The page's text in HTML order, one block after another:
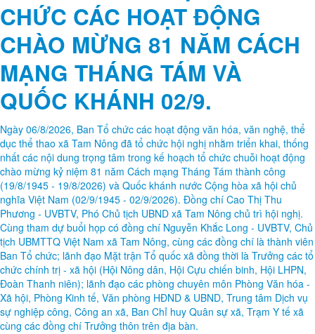
CHỨC CÁC HOẠT ĐỘNG
CHÀO MỪNG 81 NĂM CÁCH
MẠNG THÁNG TÁM VÀ
QUỐC KHÁNH 02/9.
Ngày 06/8/2026, Ban Tổ chức các hoạt động văn hóa, văn nghệ, thể
dục thể thao xã Tam Nông đã tổ chức hội nghị nhằm triển khai, thống
nhất các nội dung trọng tâm trong kế hoạch tổ chức chuỗi hoạt động
chào mừng kỷ niệm 81 năm Cách mạng Tháng Tám thành công
(19/8/1945 - 19/8/2026) và Quốc khánh nước Cộng hòa xã hội chủ
nghĩa Việt Nam (02/9/1945 - 02/9/2026). Đồng chí Cao Thị Thu
Phương - UVBTV, Phó Chủ tịch UBND xã Tam Nông chủ trì hội nghị.
Cùng tham dự buổi họp có đồng chí Nguyễn Khắc Long - UVBTV, Chủ
tịch UBMTTQ Việt Nam xã Tam Nông, cùng các đồng chí là thành viên
Ban Tổ chức; lãnh đạo Mặt trận Tổ quốc xã đồng thời là Trưởng các tổ
chức chính trị - xã hội (Hội Nông dân, Hội Cựu chiến binh, Hội LHPN,
Đoàn Thanh niên); lãnh đạo các phòng chuyên môn Phòng Văn hóa -
Xã hội, Phòng Kinh tế, Văn phòng HĐND & UBND, Trung tâm Dịch vụ
sự nghiệp công, Công an xã, Ban Chỉ huy Quân sự xã, Trạm Y tế xã
cùng các đồng chí Trưởng thôn trên địa bàn.